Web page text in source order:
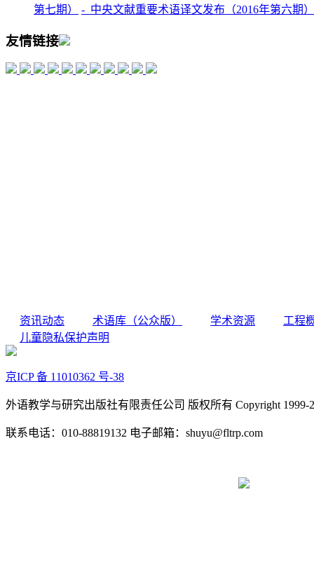
第七期）
- 中央文献重要术语译文发布（2016年第六期）
友情链接
资讯动态 术语库（公众版） 学术资源
工程
儿童隐私保护声明
京ICP 备 11010362 号-38
外语教学与研究出版社有限责任公司 版权所有 Copyright 1999-
联系电话：010-88819132 电子邮箱：shuyu@fltrp.com